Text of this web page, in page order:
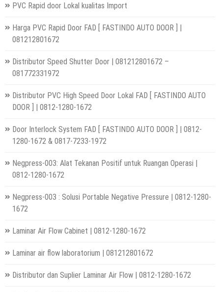
PVC Rapid door Lokal kualitas Import
Harga PVC Rapid Door FAD [ FASTINDO AUTO DOOR ] |
081212801672
Distributor Speed Shutter Door | 081212801672 –
081772331972
Distributor PVC High Speed Door Lokal FAD [ FASTINDO AUTO
DOOR ] | 0812-1280-1672
Door Interlock System FAD [ FASTINDO AUTO DOOR ] | 0812-
1280-1672 & 0817-7233-1972
Negpress-003: Alat Tekanan Positif untuk Ruangan Operasi |
0812-1280-1672
Negpress-003 : Solusi Portable Negative Pressure | 0812-1280-
1672
Laminar Air Flow Cabinet | 0812-1280-1672
Laminar air flow laboratorium | 081212801672
Distributor dan Suplier Laminar Air Flow | 0812-1280-1672